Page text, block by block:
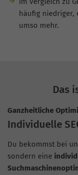
häufig niedriger,
umso mehr.
Das
Ganzheitliche
Individuelle
Du bekommst bei
sondern eine